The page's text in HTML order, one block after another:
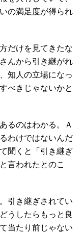
の満足度が得られ
だけを見てきたな
んから引き継がれ
知人の立場になっ
べきじゃないかと
るのはわかる。Ａ
わけではないんだ
聞くと「引き継ぎ
言われたとのこ
引き継ぎされてい
うしたらもっと良
当たり前じゃない